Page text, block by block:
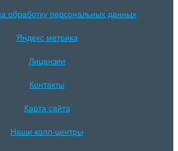
обработку персональных данных
Яндекс метрика
Лицензии
Контакты
Карта сайта
Наши колл-центры